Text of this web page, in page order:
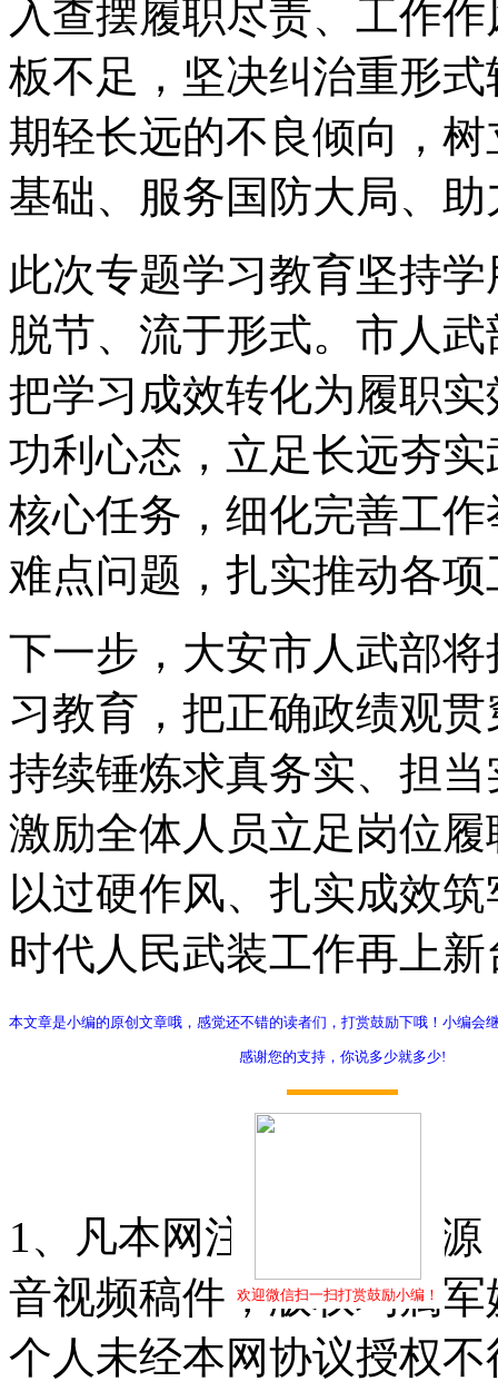
入查摆履职尽责、工作
板不足，坚决纠治重形
期轻长远的不良倾向，
基础、服务国防大局、
此次专题学习教育坚持
脱节、流于形式。市人
把学习成效转化为履职
功利心态，立足长远夯
核心任务，细化完善工
难点问题，扎实推动各
下一步，大安市人武部
习教育，把正确政绩观
持续锤炼求真务实、担
激励全体人员立足岗位
以过硬作风、扎实成效
时代人民武装工作再上
本文章是小编的原创文章哦，感觉还不错的读者们，打赏鼓励下哦！小编会
感谢您的支持，你说多少就多少!
欢迎微信扫一扫打赏鼓励小编！
1、凡本网注明"稿件来
音视频稿件，版权均属
个人未经本网协议授权